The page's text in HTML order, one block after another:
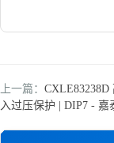
上一篇：
入过压保护 | DIP7 - 嘉